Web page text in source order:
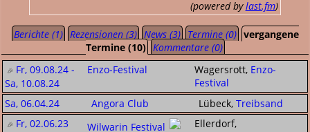
(powered bylast.fm)
Berichte (1) Rezensionen (3) News (3) Termine (0) vergangene
Termine (10)
Kommentare (0)
Fr, 09.08.24 -
Sa, 10.08.24
Enzo-Festival Wagersrott, Enzo-
Festival
Sa, 06.04.24
Angora Club Lübeck, Treibsand
Fr, 02.06.23
Wilwarin Festival
Ellerdorf,